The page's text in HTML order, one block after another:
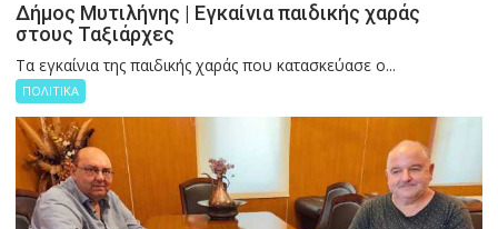
Δήμος Μυτιλήνης | Εγκαίνια παιδικής χαράς
στους Ταξιάρχες
Tα εγκαίνια της παιδικής χαράς που κατασκεύασε ο...
ΠΟΛΙΤΙΚΑ